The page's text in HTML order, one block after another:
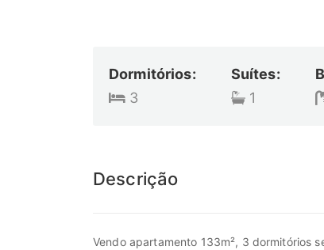
Dormitórios:
3
Suítes:
1
Descrição
Vendo apartamento 133m², 3 dormitórios